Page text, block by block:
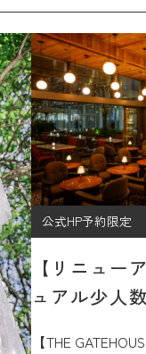
公式HP予約限定
【リニュ
ュアル少人
【THE